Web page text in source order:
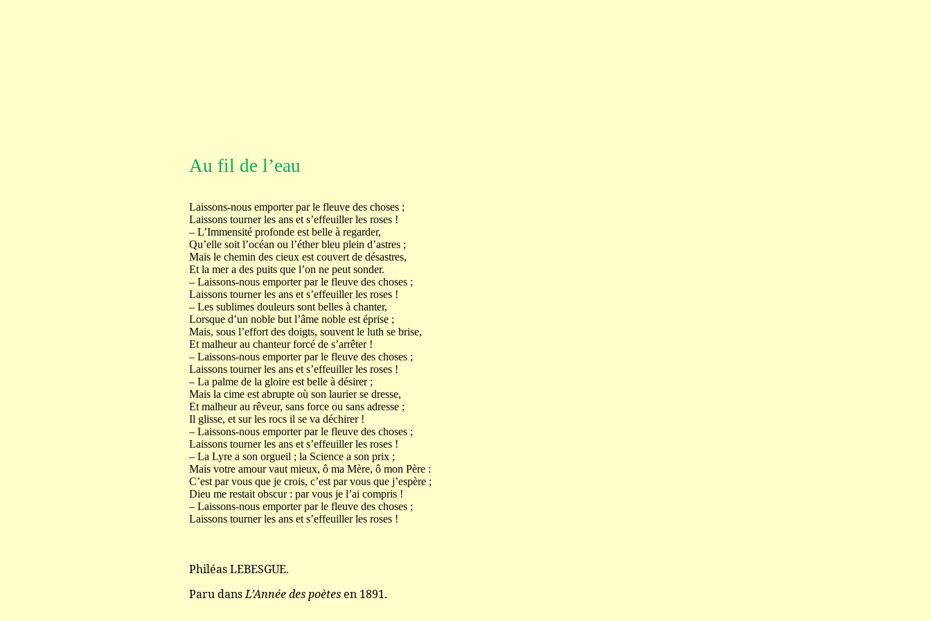
Au fil de l’eau
Laissons-nous emporter par le fleuve des choses ;
Laissons tourner les ans et s’effeuiller les roses !
– L’Immensité profonde est belle à regarder,
Qu’elle soit l’océan ou l’éther bleu plein d’astres ;
Mais le chemin des cieux est couvert de désastres,
Et la mer a des puits que l’on ne peut sonder.
– Laissons-nous emporter par le fleuve des choses ;
Laissons tourner les ans et s’effeuiller les roses !
– Les sublimes douleurs sont belles à chanter,
Lorsque d’un noble but l’âme noble est éprise ;
Mais, sous l’effort des doigts, souvent le luth se brise,
Et malheur au chanteur forcé de s’arrêter !
– Laissons-nous emporter par le fleuve des choses ;
Laissons tourner les ans et s’effeuiller les roses !
– La palme de la gloire est belle à désirer ;
Mais la cime est abrupte où son laurier se dresse,
Et malheur au rêveur, sans force ou sans adresse ;
Il glisse, et sur les rocs il se va déchirer !
– Laissons-nous emporter par le fleuve des choses ;
Laissons tourner les ans et s’effeuiller les roses !
– La Lyre a son orgueil ; la Science a son prix ;
Mais votre amour vaut mieux, ô ma Mère, ô mon Père :
C’est par vous que je crois, c’est par vous que j’espère ;
Dieu me restait obscur : par vous je l’ai compris !
– Laissons-nous emporter par le fleuve des choses ;
Laissons tourner les ans et s’effeuiller les roses !
Philéas LEBESGUE.
Paru dansL’Année des poètesen 1891.